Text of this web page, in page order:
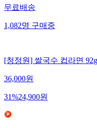
무료배송
1,082명 구매중
[청정원] 쌀국수 컵라면
36,000원
31%24,900원